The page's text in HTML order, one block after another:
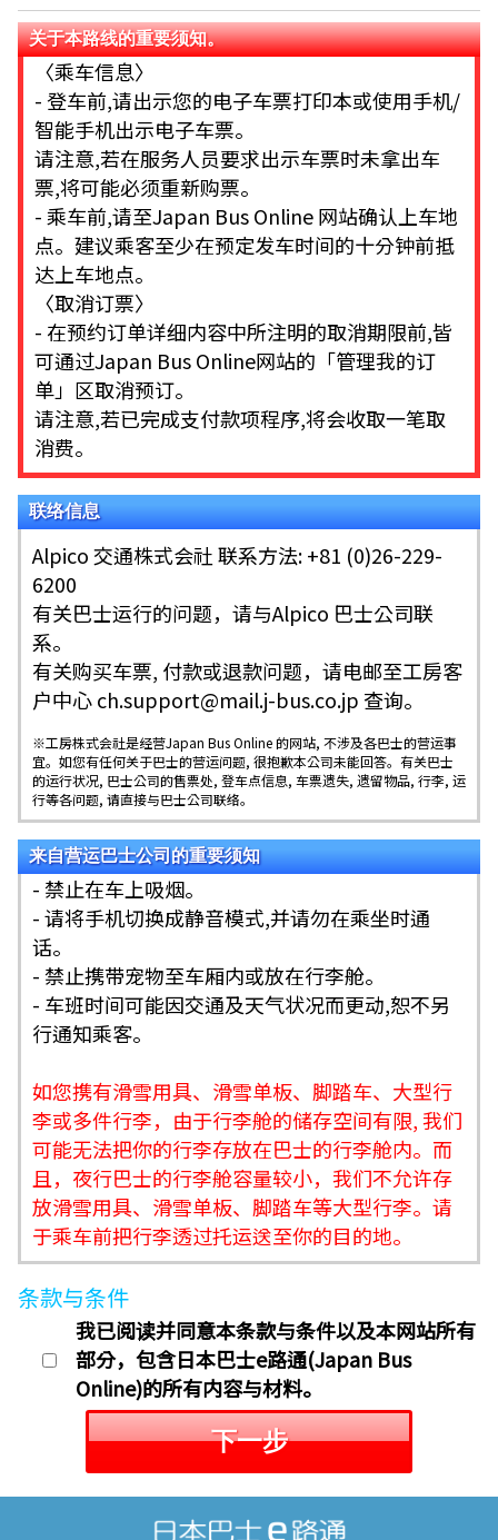
关于本路线的重要须知。
〈乘车信息〉
- 登车前,请出示您的电子车票打印本或使用手机/
智能手机出示电子车票。
请注意,若在服务人员要求出示车票时未拿出车
票,将可能必须重新购票。
- 乘车前,请至Japan Bus Online 网站确认上车地
点。建议乘客至少在预定发车时间的十分钟前抵
达上车地点。
〈取消订票〉
- 在预约订单详细内容中所注明的取消期限前,皆
可通过Japan Bus Online网站的「管理我的订
单」区取消预订。
请注意,若已完成支付款项程序,将会收取一笔取
消费。
联络信息
Alpico 交通株式会社 联系方法: +81 (0)26-229-
6200
有关巴士运行的问题，请与Alpico 巴士公司联
系。
有关购买车票, 付款或退款问题，请电邮至工房客
户中心 ch.support@mail.j-bus.co.jp 查询。
※工房株式会社是经营Japan Bus Online 的网站, 不涉及各巴士的营运事
宜。如您有任何关于巴士的营运问题, 很抱歉本公司未能回答。有关巴士
的运行状况, 巴士公司的售票处, 登车点信息, 车票遗失, 遗留物品, 行李, 运
行等各问题, 请直接与巴士公司联络。
来自营运巴士公司的重要须知
- 禁止在车上吸烟。
- 请将手机切换成静音模式,并请勿在乘坐时通
话。
- 禁止携带宠物至车厢内或放在行李舱。
- 车班时间可能因交通及天气状况而更动,恕不另
行通知乘客。
如您携有滑雪用具、滑雪单板、脚踏车、大型行
李或多件行李，由于行李舱的储存空间有限, 我们
可能无法把你的行李存放在巴士的行李舱内。而
且，夜行巴士的行李舱容量较小，我们不允许存
放滑雪用具、滑雪单板、脚踏车等大型行李。请
于乘车前把行李透过托运送至你的目的地。
条款与条件
我已阅读并同意本条款与条件以及本网站所有
部分，包含日本巴士e路通(Japan Bus
Online)的所有内容与材料。
下一步